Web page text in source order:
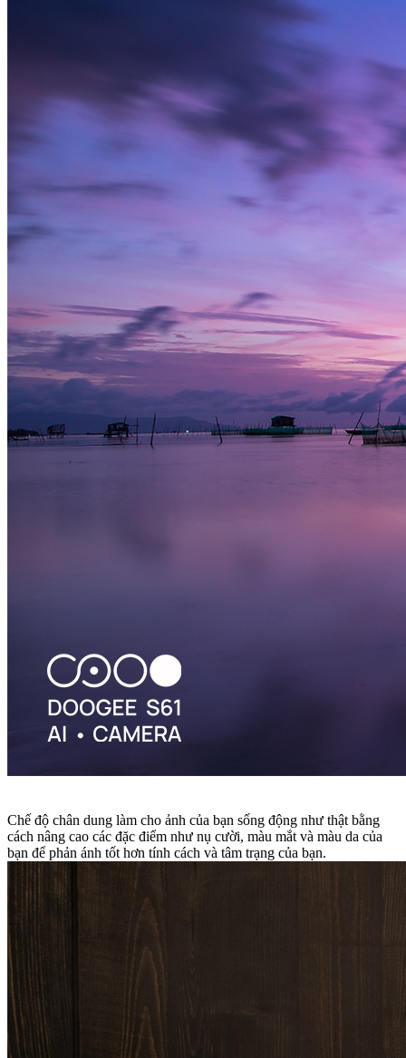
Chế độ chân dung làm cho ảnh của bạn sống động như thật bằng
cách nâng cao các đặc điểm như nụ cười, màu mắt và màu da của
bạn để phản ánh tốt hơn tính cách và tâm trạng của bạn.